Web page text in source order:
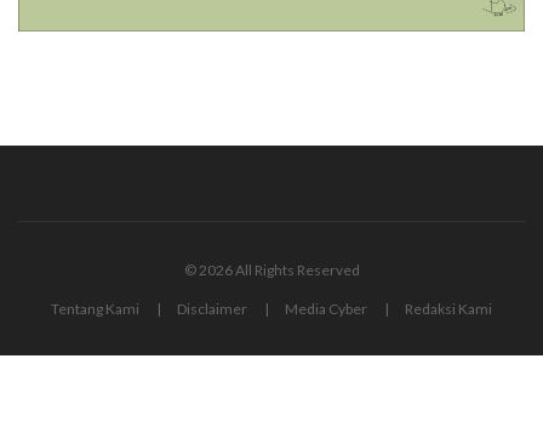
© 2026 All Rights Reserved
Tentang Kami Disclaimer Media Cyber Redaksi Kami